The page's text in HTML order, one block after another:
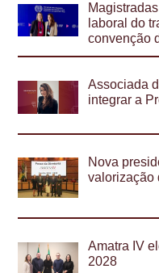
laboral do
convenção
Associada
integrar a
Nova
valorização
Amatra IV
2028